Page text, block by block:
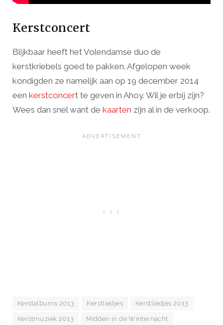
Kerstconcert
Blijkbaar heeft het Volendamse duo de
kerstkriebels goed te pakken. Afgelopen week
kondigden ze namelijk aan op 19 december 2014
een kerstconcert te geven in Ahoy. Wil je erbij zijn?
Wees dan snel want de kaarten zijn al in de verkoop.
Kerstalbums 2013 Kerstliedjes Kerstliedjes 2013
Kerstmuziek 2013 Midden in de Winternacht